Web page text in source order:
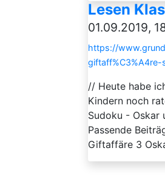
Lesen
01.09.2019,
https://
giftaff%C3%A4re-
// Heute habe
Kindern noch
Sudoku -
Passende
Giftaffäre 3